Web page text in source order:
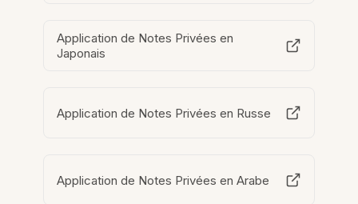
Application de Notes Privées en
Japonais
Application de Notes Privées en Russe
Application de Notes Privées en Arabe